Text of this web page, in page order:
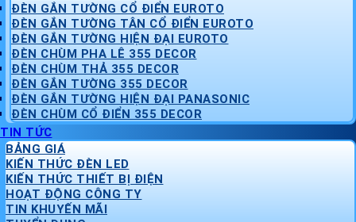
ĐÈN GẮN TƯỜNG CỔ ĐIỂN EUROTO
ĐÈN GẮN TƯỜNG TÂN CỔ ĐIỂN EUROTO
ĐÈN GẮN TƯỜNG HIỆN ĐẠI EUROTO
ĐÈN CHÙM PHA LÊ 355 DECOR
ĐÈN CHÙM THẢ 355 DECOR
ĐÈN GẮN TƯỜNG 355 DECOR
ĐÈN GẮN TƯỜNG HIỆN ĐẠI PANASONIC
ĐÈN CHÙM CỔ ĐIỂN 355 DECOR
TIN TỨC
BẢNG GIÁ
KIẾN THỨC ĐÈN LED
KIẾN THỨC THIẾT BỊ ĐIỆN
HOẠT ĐỘNG CÔNG TY
TIN KHUYẾN MÃI